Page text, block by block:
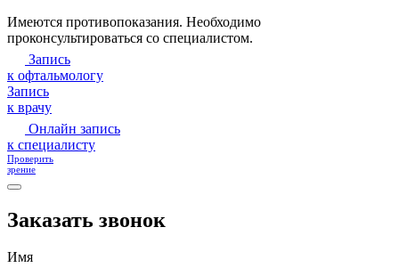
Имеются противопоказания. Необходимо
проконсультироваться со специалистом.
Запись
к офтальмологу
Запись
к врачу
Онлайн запись
к специалисту
Проверить
зрение
Заказать звонок
Имя